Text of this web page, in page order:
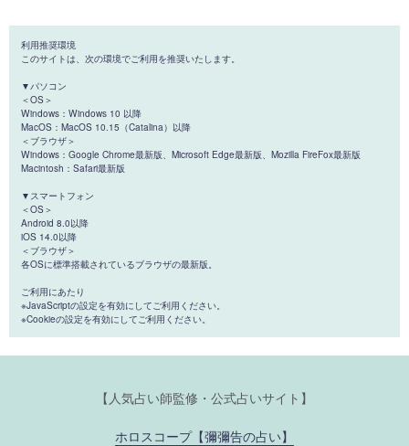
利用推奨環境
このサイトは、次の環境でご利用を推奨いたします。
▼パソコン
＜OS＞
Windows：Windows 10 以降
MacOS：MacOS 10.15（Catalina）以降
＜ブラウザ＞
Windows：Google Chrome最新版、Microsoft Edge最新版、Mozilla FireFox最新版
Macintosh：Safari最新版
▼スマートフォン
＜OS＞
Android 8.0以降
iOS 14.0以降
＜ブラウザ＞
各OSに標準搭載されているブラウザの最新版。
ご利用にあたり
※JavaScriptの設定を有効にしてご利用ください。
※Cookieの設定を有効にしてご利用ください。
【人気占い師監修・公式占いサイト】
ホロスコープ【彌彌告の占い】